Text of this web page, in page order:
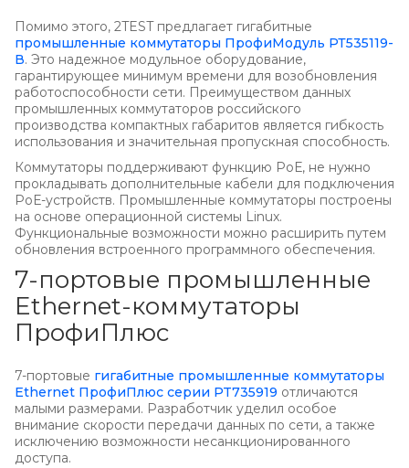
Помимо этого, 2TEST предлагает гигабитные
промышленные коммутаторы ПрофиМодуль РТ535119-
В. Это надежное модульное оборудование,
гарантирующее минимум времени для возобновления
работоспособности сети. Преимуществом данных
промышленных коммутаторов российского
производства компактных габаритов является гибкость
использования и значительная пропускная способность.
Коммутаторы поддерживают функцию РоЕ, не нужно
прокладывать дополнительные кабели для подключения
РоЕ-устройств. Промышленные коммутаторы построены
на основе операционной системы Linux.
Функциональные возможности можно расширить путем
обновления встроенного программного обеспечения.
7-портовые промышленные
Ethernet-коммутаторы
ПрофиПлюс
7-портовые гигабитные промышленные коммутаторы
Ethernet ПрофиПлюс серии PT735919 отличаются
малыми размерами. Разработчик уделил особое
внимание скорости передачи данных по сети, а также
исключению возможности несанкционированного
доступа.